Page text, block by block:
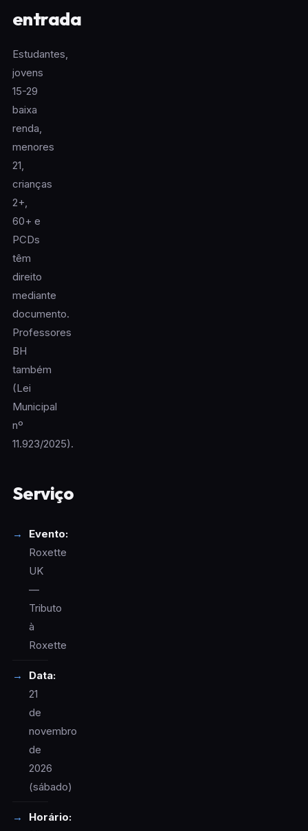
entrada
Estudantes,
jovens
15-29
baixa
renda,
menores
21,
crianças
2+,
60+ e
PCDs
têm
direito
mediante
documento.
Professores
BH
também
(Lei
Municipal
nº
11.923/2025).
Serviço
Evento:
Roxette
UK
—
Tributo
à
Roxette
Data:
21
de
novembro
de
2026
(sábado)
Horário: